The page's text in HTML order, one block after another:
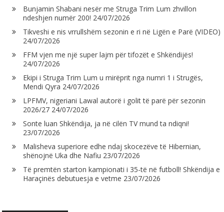
Bunjamin Shabani nesër me Struga Trim Lum zhvillon
ndeshjen numër 200! 24/07/2026
Tikveshi e nis vrrullshëm sezonin e ri në Ligën e Parë (VIDEO)
24/07/2026
FFM vjen me një super lajm për tifozët e Shkëndijës!
24/07/2026
Ekipi i Struga Trim Lum u mirëprit nga numri 1 i Strugës,
Mendi Qyra 24/07/2026
LPFMV, nigeriani Lawal autorë i golit të parë për sezonin
2026/27 24/07/2026
Sonte luan Shkëndija, ja në cilën TV mund ta ndiqni!
23/07/2026
Malisheva superiore edhe ndaj skocezëve të Hibernian,
shënojnë Uka dhe Nafiu 23/07/2026
Të premtën starton kampionati i 35-të në futboll! Shkëndija e
Haraçinës debutuesja e vetme 23/07/2026